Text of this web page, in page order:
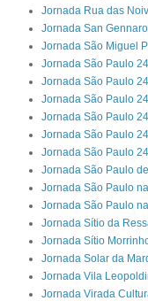
Jornada Rua das
Jornada San Gennaro
Jornada São Miguel
Jornada São Paulo
Jornada São Paulo
Jornada São Paulo
Jornada São Paulo
Jornada São Paulo
Jornada São Paulo
Jornada São Paulo
Jornada São Paulo
Jornada São Paulo
Jornada Sítio da
Jornada Sítio
Jornada Solar da
Jornada Vila
Jornada Virada